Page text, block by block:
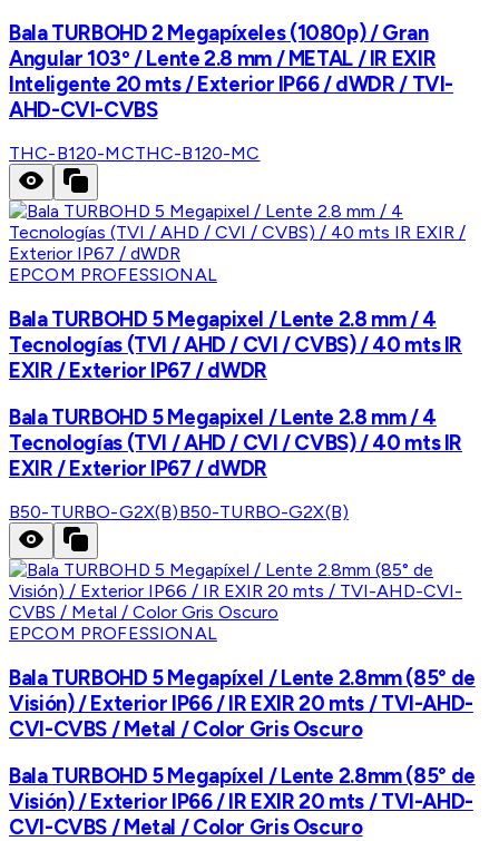
Bala TURBOHD 2 Megapíxeles (1080p) / Gran
Angular 103º / Lente 2.8 mm / METAL / IR EXIR
Inteligente 20 mts / Exterior IP66 / dWDR / TVI-
AHD-CVI-CVBS
THC-B120-MCTHC-B120-MC
EPCOM PROFESSIONAL
Bala TURBOHD 5 Megapixel / Lente 2.8 mm / 4
Tecnologías (TVI / AHD / CVI / CVBS) / 40 mts IR
EXIR / Exterior IP67 / dWDR
Bala TURBOHD 5 Megapixel / Lente 2.8 mm / 4
Tecnologías (TVI / AHD / CVI / CVBS) / 40 mts IR
EXIR / Exterior IP67 / dWDR
B50-TURBO-G2X(B)B50-TURBO-G2X(B)
EPCOM PROFESSIONAL
Bala TURBOHD 5 Megapíxel / Lente 2.8mm (85° de
Visión) / Exterior IP66 / IR EXIR 20 mts / TVI-AHD-
CVI-CVBS / Metal / Color Gris Oscuro
Bala TURBOHD 5 Megapíxel / Lente 2.8mm (85° de
Visión) / Exterior IP66 / IR EXIR 20 mts / TVI-AHD-
CVI-CVBS / Metal / Color Gris Oscuro